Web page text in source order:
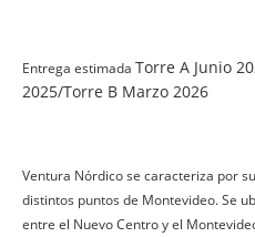
Entrega estimada Torre A Junio
2025/Torre B Marzo 2026
Ventura Nórdico se caracteriza por
distintos puntos de Montevideo. Se
entre el Nuevo Centro y el